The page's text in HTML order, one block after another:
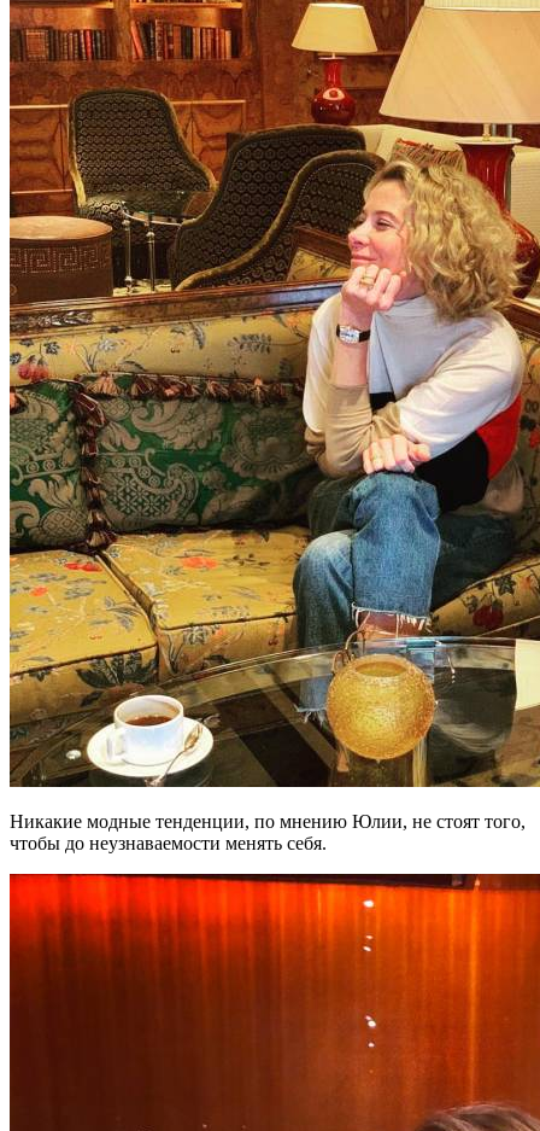
Никакие модные тенденции, по мнению Юлии, не стоят того,
чтобы до неузнаваемости менять себя.